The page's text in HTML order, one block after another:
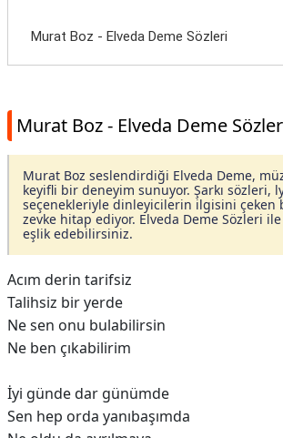
Murat Boz - Elveda Deme Sözleri
Murat Boz - Elveda Deme
Murat Boz seslendirdiği Elveda Deme,
keyifli bir deneyim sunuyor. Şarkı sözleri,
seçenekleriyle dinleyicilerin ilgisini çeken
zevke hitap ediyor. Elveda Deme Sözleri ile
eşlik edebilirsiniz.
Acım derin tarifsiz
Talihsiz bir yerde
Ne sen onu bulabilirsin
Ne ben çıkabilirim
İyi günde dar günümde
Sen hep orda yanıbaşımda